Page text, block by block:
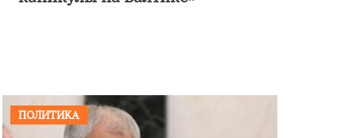
ПОЛИТИКА